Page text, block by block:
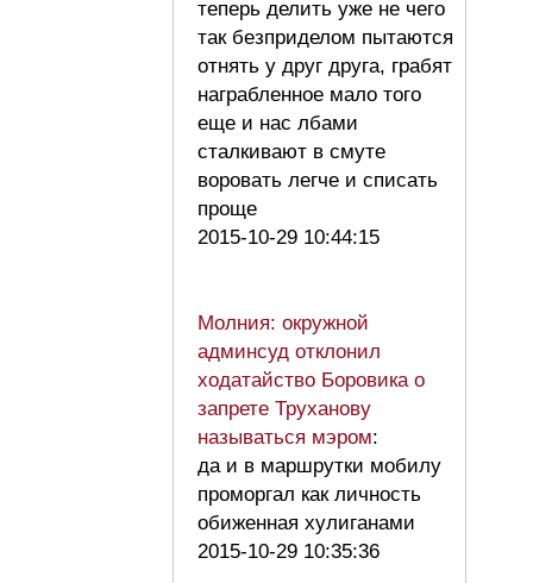
теперь делить уже не чего
так безприделом пытаются
отнять у друг друга, грабят
награбленное мало того
еще и нас лбами
сталкивают в смуте
воровать легче и списать
проще
2015-10-29 10:44:15
Молния: окружной
админсуд отклонил
ходатайство Боровика о
запрете Труханову
называться мэром:
да и в маршрутки мобилу
проморгал как личность
обиженная хулиганами
2015-10-29 10:35:36